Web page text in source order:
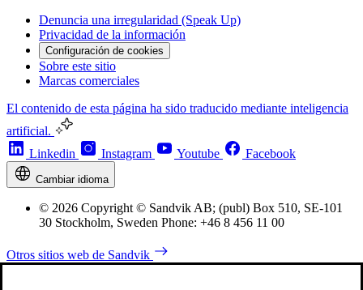
Denuncia una irregularidad (Speak Up)
Privacidad de la información
Configuración de cookies
Sobre este sitio
Marcas comerciales
El contenido de esta página ha sido traducido mediante inteligencia
artificial.
Linkedin
Instagram Youtube Facebook
Cambiar idioma
© 2026 Copyright © Sandvik AB; (publ) Box 510, SE-101
30 Stockholm, Sweden Phone: +46 8 456 11 00
Otros sitios web de Sandvik